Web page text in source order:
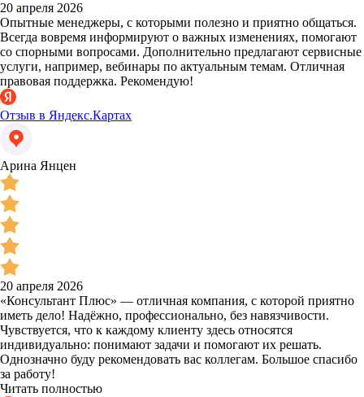
20 апреля 2026
Опытные менеджеры, с которыми полезно и приятно общаться.
Всегда вовремя информируют о важных изменениях, помогают
со спорными вопросами. Дополнительно предлагают сервисные
услуги, например, вебинары по актуальным темам. Отличная
правовая поддержка. Рекомендую!
Отзыв в Яндекс.Картах
Арина Янцен
20 апреля 2026
«Консультант Плюс» — отличная компания, с которой приятно
иметь дело! Надёжно, профессионально, без навязчивости.
Чувствуется, что к каждому клиенту здесь относятся
индивидуально: понимают задачи и помогают их решать.
Однозначно буду рекомендовать вас коллегам. Большое спасибо
за работу!
Читать полностью